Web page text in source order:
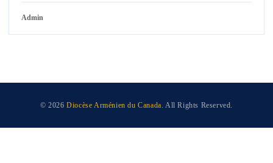
Admin
© 2026Diocèse Arménien du Canada. All Rights Reserved.